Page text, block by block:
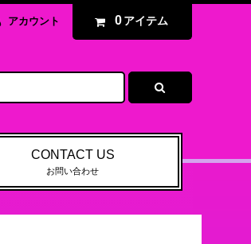
アカウント 0 アイテム
CONTACT US
お問い合わせ